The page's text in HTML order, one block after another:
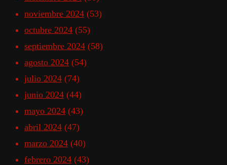
noviembre 2024 (53)
octubre 2024 (55)
septiembre 2024 (58)
agosto 2024 (54)
julio 2024 (74)
junio 2024 (44)
mayo 2024 (43)
abril 2024 (47)
marzo 2024 (40)
febrero 2024 (43)